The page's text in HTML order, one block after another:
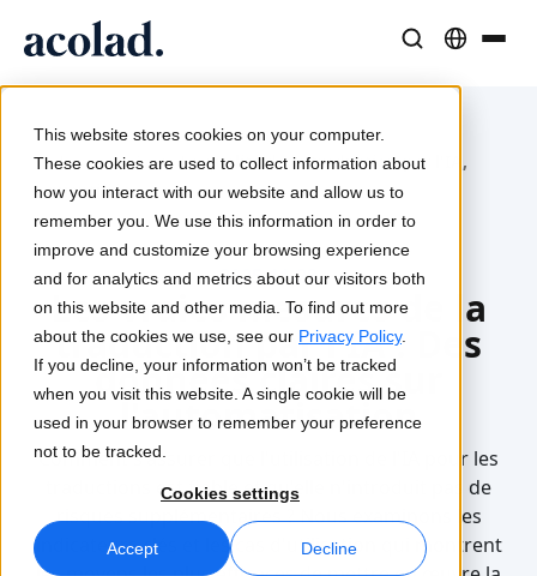
This website stores cookies on your computer.
These cookies are used to collect information about
how you interact with our website and allow us to
remember you. We use this information in order to
improve and customize your browsing experience
and for analytics and metrics about our visitors both
on this website and other media. To find out more
about the cookies we use, see our Privacy Policy.
If you decline, your information won’t be tracked
when you visit this website. A single cookie will be
used in your browser to remember your preference
not to be tracked.
Cookies settings
Accept Decline
Traduction
Vitesse de l’IA, précision humaine
Interprétation
Communication fluide, partout
Médias et Divertissement
Donnez vie à vos contenus sur tous les écrans
Conseil et Externalisation
Lia Translate
Traductions instantanées adaptées à votre marque
Lia Live
L'interprétation revisitée
Connectivité
Intégration des flux de travail simplifiée
Interprétation IA
Études de cas
Résultats concrets de nos clients
Articles
Analyses d’experts sur le contenu global
Ebooks
Guides et stratégies approfondis
Webinaires à la demande
À propos d’Acolad
Durabilité
Partenaires
Actualités
Home / Lia / La qualité de la traduction par l'IA,
quantifiée
2025-11-28
Les vraies mesures de la
traduction par l'IA : Des
données claires sur
l'automatisation
Comment s'assurer que l'utilisation de l'IA pour les
traductions est fiable et qu'elle n'introduit pas de
risques supplémentaires ? Nous examinons les
indicateurs clés et les cas d'utilisation qui montrent